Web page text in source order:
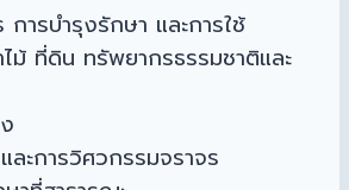
ารบำรุงรักษา และการใช้
ไม้ ที่ดิน ทรัพยากรธรรมชาติและ
ะการวิศวกรรมจราจร